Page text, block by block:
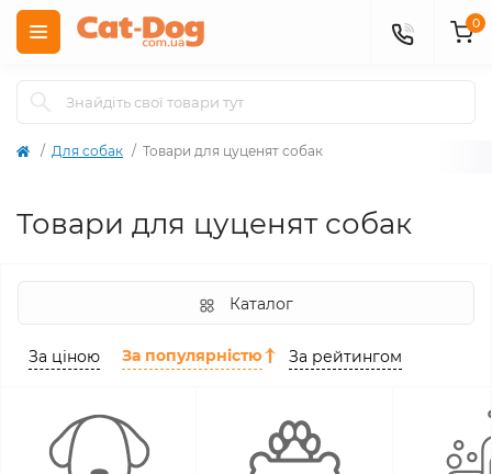
0
Для собак Товари для цуценят собак
Товари для цуценят собак
Каталог
За ціною За популярністю За рейтингом